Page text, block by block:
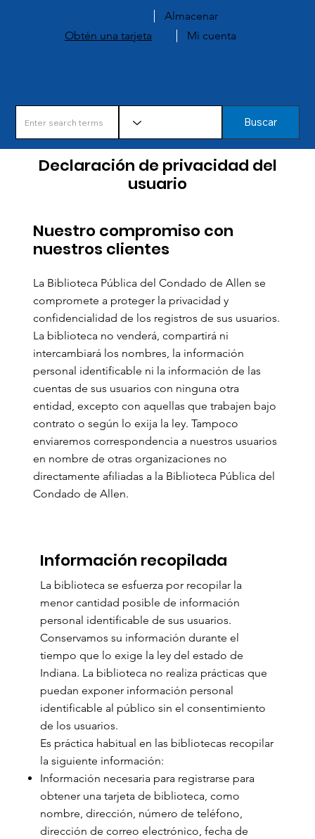
Almacenar
Obtén una tarjeta
Mi cuenta
Buscar
Declaración de privacidad del
usuario
Nuestro compromiso con
nuestros clientes
La Biblioteca Pública del Condado de Allen se
compromete a proteger la privacidad y
confidencialidad de los registros de sus usuarios.
La biblioteca no venderá, compartirá ni
intercambiará los nombres, la información
personal identificable ni la información de las
cuentas de sus usuarios con ninguna otra
entidad, excepto con aquellas que trabajen bajo
contrato o según lo exija la ley. Tampoco
enviaremos correspondencia a nuestros usuarios
en nombre de otras organizaciones no
directamente afiliadas a la Biblioteca Pública del
Condado de Allen.
Información recopilada
La biblioteca se esfuerza por recopilar la
menor cantidad posible de información
personal identificable de sus usuarios.
Conservamos su información durante el
tiempo que lo exige la ley del estado de
Indiana. La biblioteca no realiza prácticas que
puedan exponer información personal
identificable al público sin el consentimiento
de los usuarios.
Es práctica habitual en las bibliotecas recopilar
la siguiente información:
Información necesaria para registrarse para
obtener una tarjeta de biblioteca, como
nombre, dirección, número de teléfono,
dirección de correo electrónico, fecha de